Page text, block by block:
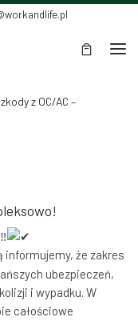
z OC/AC –
informujemy, że zakres
ubezpieczeń,
i wypadku. W
całościowe